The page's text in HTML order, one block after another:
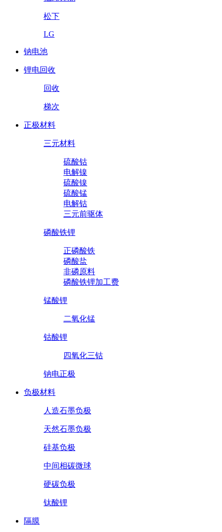
松下
LG
钠电池
锂电回收
回收
梯次
正极材料
三元材料
硫酸钴
电解镍
硫酸镍
硫酸锰
电解钴
三元前驱体
磷酸铁锂
正磷酸铁
磷酸盐
非磷原料
磷酸铁锂加工费
锰酸锂
二氧化锰
钴酸锂
四氧化三钴
钠电正极
负极材料
人造石墨负极
天然石墨负极
硅基负极
中间相碳微球
硬碳负极
钛酸锂
隔膜